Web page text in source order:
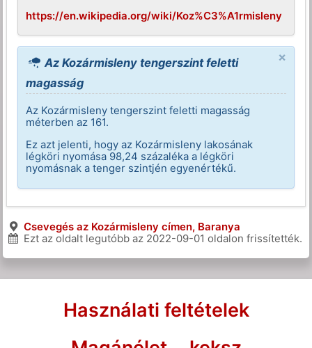
https://en.wikipedia.org/wiki/Koz%C3%A1rmisleny
×
Az Kozármisleny tengerszint feletti
magasság
Az Kozármisleny tengerszint feletti magasság
méterben az 161.
Ez azt jelenti, hogy az Kozármisleny lakosának
légköri nyomása 98,24 százaléka a légköri
nyomásnak a tenger szintjén egyenértékű.
Csevegés az Kozármisleny címen, Baranya
Ezt az oldalt legutóbb az 2022-09-01 oldalon frissítették.
Használati feltételek